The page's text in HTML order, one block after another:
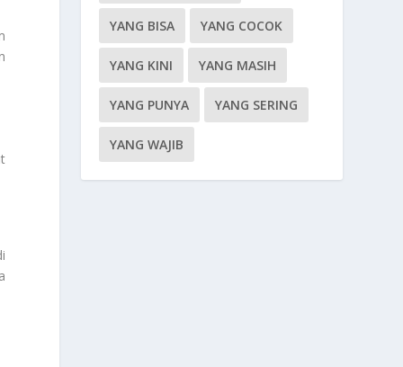
YANG BISA YANG COCOK
YANG KINI YANG MASIH
YANG PUNYA YANG SERING
YANG WAJIB